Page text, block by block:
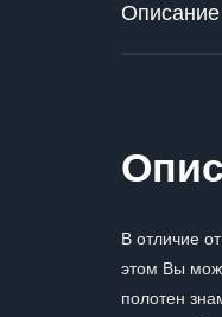
Описание
В отличие
этом Вы
полотен